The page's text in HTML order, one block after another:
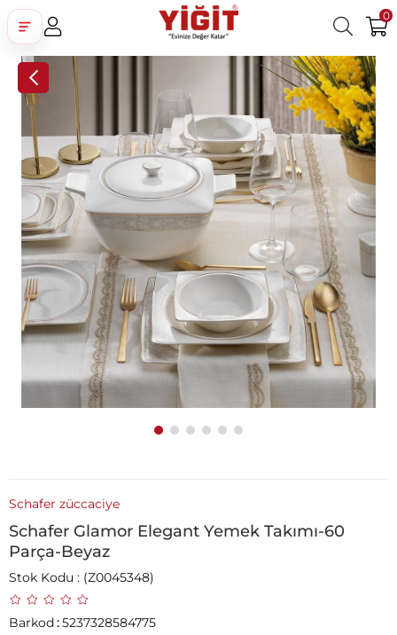
0
Facebook İle Bağlan
Google İle Bağlan
Schafer züccaciye
Schafer Glamor Elegant Yemek Takımı-60
Parça-Beyaz
Stok Kodu (Z0045348)
Barkod:5237328584775